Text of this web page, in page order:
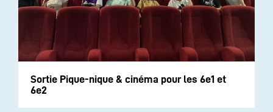
Sortie Pique-nique & cinéma pour les 6e1 et
6e2